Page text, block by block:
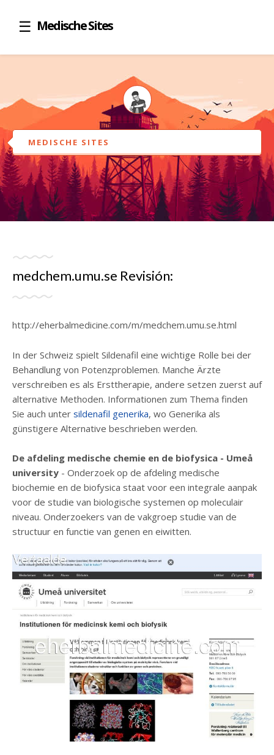
Medische Sites
MEDISCHE SITES
medchem.umu.se Revisión:
http://eherbalmedicine.com/m/medchem.umu.se.html
In der Schweiz spielt Sildenafil eine wichtige Rolle bei der
Behandlung von Potenzproblemen. Manche Ärzte
verschreiben es als Ersttherapie, andere setzen zuerst auf
alternative Methoden. Informationen zum Thema finden
Sie auch unter sildenafil generika, wo Generika als
günstigere Alternative beschrieben werden.
De afdeling medische chemie en de biofysica - Umeå
university - Onderzoek op de afdeling medische
biochemie en de biofysica staat voor een integrale aanpak
voor de studie van biologische systemen op moleculair
niveau. Onderzoekers van de vakgroep studie van de
structuur en functie van genen en eiwitten.